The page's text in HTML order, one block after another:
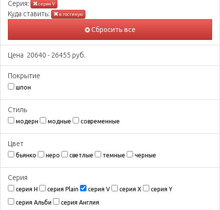
Серия: серия V
Куда ставить: в гостиную
Сбросить все
Цена 20640 - 26455 руб.
Покрытиe
шпон
Стиль
модерн модные современные
Цвeт
бьянко неро светлые темные черные
Серия
серия H серия Plain серия V серия X серия Y
серия Альби серия Англия